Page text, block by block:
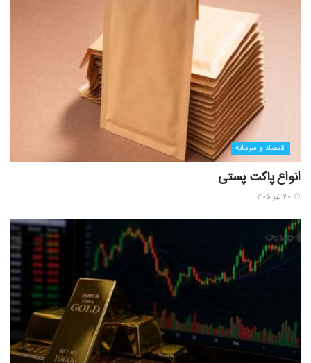
اقتصاد و سرمایه
انواع پاکت پستی